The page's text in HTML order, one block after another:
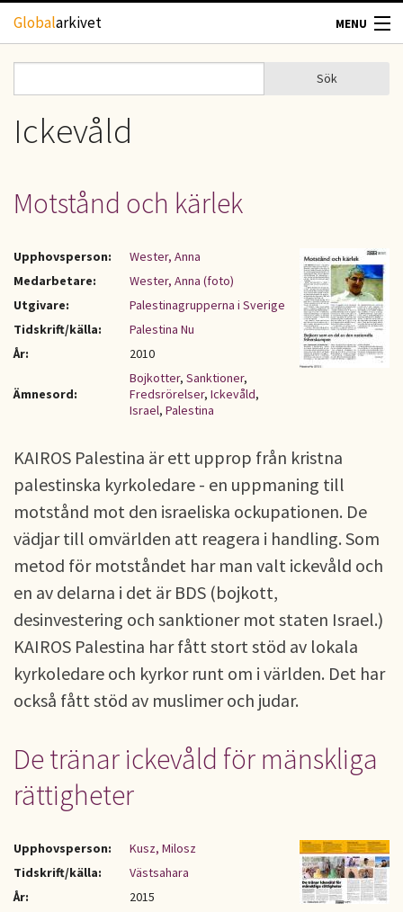
Hoppa till huvudinnehåll
Globalarkivet MENU
TIDSKRIFTER
GEOGRAFI
UPPHOVSRÄTT
OM OSS
KONTAKT
Sökformulär
Sök
Ickevåld
Motstånd och kärlek
Upphovsperson:
Wester, Anna
Medarbetare:
Wester, Anna (foto)
Utgivare:
Palestinagrupperna i Sverige
Tidskrift/källa:
Palestina Nu
År:
2010
Ämnesord:
Bojkotter, Sanktioner,
Fredsrörelser, Ickevåld,
Israel, Palestina
KAIROS Palestina är ett upprop från kristna
palestinska kyrkoledare - en uppmaning till
motstånd mot den israeliska ockupationen. De
vädjar till omvärlden att reagera i handling. Som
metod för motståndet har man valt ickevåld och
en av delarna i det är BDS (bojkott,
desinvestering och sanktioner mot staten Israel.)
KAIROS Palestina har fått stort stöd av lokala
kyrkoledare och kyrkor runt om i världen. Det har
också fått stöd av muslimer och judar.
De tränar ickevåld för mänskliga
rättigheter
Upphovsperson:
Kusz, Milosz
Tidskrift/källa:
Västsahara
År:
2015